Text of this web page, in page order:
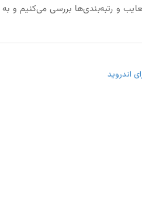
معایب و رتبه‌بندی‌ها بررسی می‌کنیم
اندروید